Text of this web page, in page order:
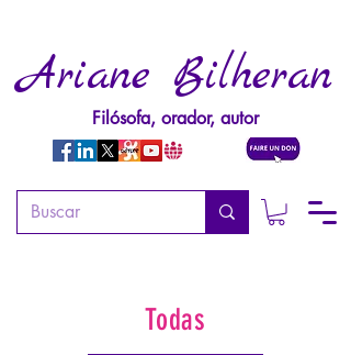
Ariane Bilheran
Filósofa, orador, autor
Todas